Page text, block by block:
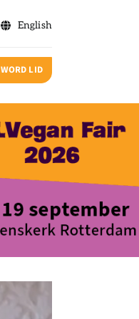
English
WORD LID